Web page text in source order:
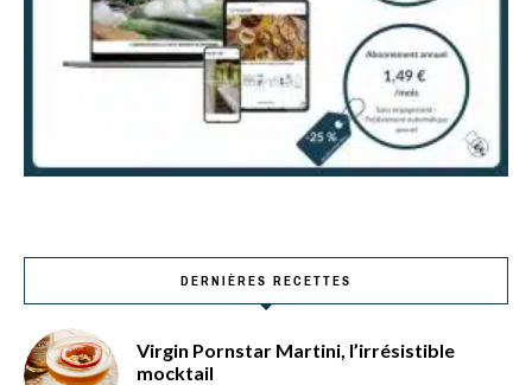
DERNIÈRES RECETTES
Virgin Pornstar Martini, l’irrésistible
mocktail